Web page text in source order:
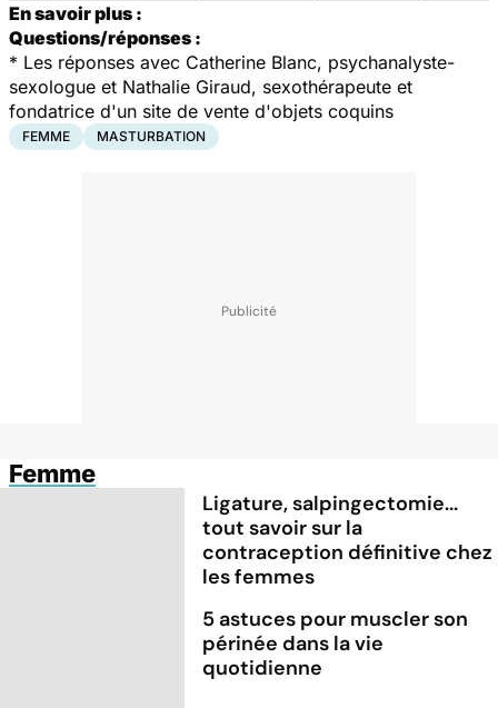
En savoir plus :
Questions/réponses :
* Les réponses avec Catherine Blanc, psychanalyste-
sexologue et Nathalie Giraud, sexothérapeute et
fondatrice d'un site de vente d'objets coquins
FEMME MASTURBATION
Femme
Ligature, salpingectomie...
tout savoir sur la
contraception définitive chez
les femmes
5 astuces pour muscler son
périnée dans la vie
quotidienne